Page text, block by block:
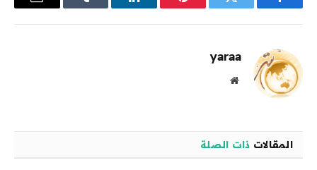
فيسبوك تويتر بينتيريستلينكدإن Tumblr
البريد
yaraa
موقع
المقالات ذات الصلة